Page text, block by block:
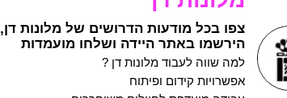
צפו בכל מודעות הדרושים של מלונות דן,
הירשמו באתר היידה ושלחו מועמדות
למה שווה לעבוד מלונות דן ?
אפשרויות קידום ופיתוח